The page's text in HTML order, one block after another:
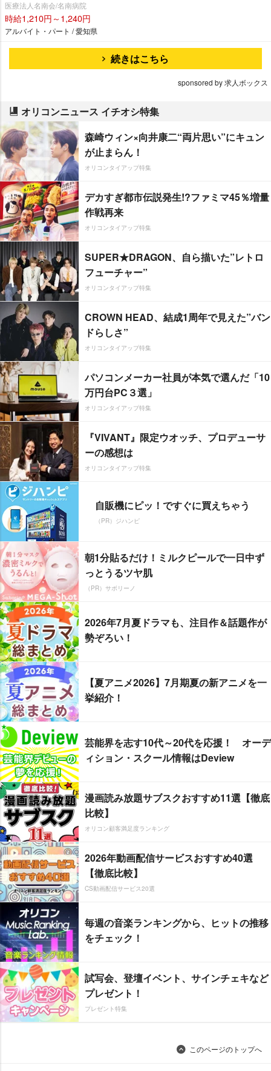
医療法人名南会/名南病院
時給1,210円～1,240円
アルバイト・パート / 愛知県
続きはこちら
sponsored by 求人ボックス
オリコンニュース イチオシ特集
森崎ウィン×向井康二“両片思い”にキュン
が止まらん！
オリコンタイアップ特集
デカすぎ都市伝説発生!?ファミマ45％増量
作戦再来
オリコンタイアップ特集
SUPER★DRAGON、自ら描いた”レトロ
フューチャー”
オリコンタイアップ特集
CROWN HEAD、結成1周年で見えた”バン
ドらしさ”
オリコンタイアップ特集
パソコンメーカー社員が本気で選んだ「10
万円台PC３選」
オリコンタイアップ特集
『VIVANT』限定ウオッチ、プロデューサ
ーの感想は
オリコンタイアップ特集
自販機にピッ！ですぐに買えちゃう
（PR）ジハンピ
朝1分貼るだけ！ミルクピールで一日中ず
っとうるツヤ肌
（PR）サボリーノ
2026年7月夏ドラマも、注目作＆話題作が
勢ぞろい！
【夏アニメ2026】7月期夏の新アニメを一
挙紹介！
芸能界を志す10代～20代を応援！ オーデ
ィション・スクール情報はDeview
漫画読み放題サブスクおすすめ11選【徹底
比較】
オリコン顧客満足度ランキング
2026年動画配信サービスおすすめ40選
【徹底比較】
CS動画配信サービス20選
毎週の音楽ランキングから、ヒットの推移
をチェック！
試写会、登壇イベント、サインチェキなど
プレゼント！
プレゼント特集
このページのトップへ